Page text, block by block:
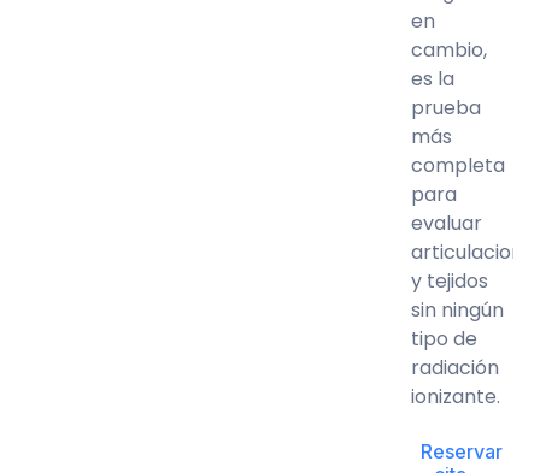
en
cambio,
es la
prueba
más
completa
para
evaluar
y tejidos
sin ningún
tipo de
radiación
ionizante.
Reservar